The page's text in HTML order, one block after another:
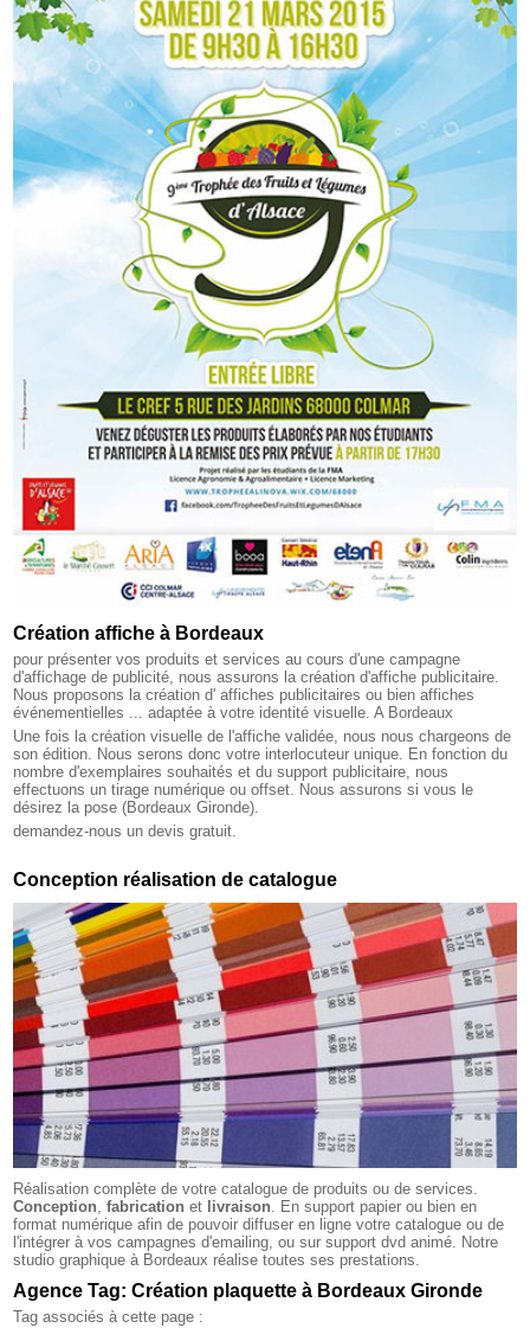
Création affiche à Bordeaux
pour présenter vos produits et services au cours d'une campagne
d'affichage de publicité, nous assurons la création d'affiche publicitaire.
Nous proposons la création d' affiches publicitaires ou bien affiches
événementielles ... adaptée à votre identité visuelle. A Bordeaux
Une fois la création visuelle de l'affiche validée, nous nous chargeons de
son édition. Nous serons donc votre interlocuteur unique. En fonction du
nombre d'exemplaires souhaités et du support publicitaire, nous
effectuons un tirage numérique ou offset. Nous assurons si vous le
désirez la pose (Bordeaux Gironde).
demandez-nous un devis gratuit.
Conception réalisation de catalogue
Réalisation complète de votre catalogue de produits ou de services.
Conception ,fabrication et livraison . En support papier ou bien en
format numérique afin de pouvoir diffuser en ligne votre catalogue ou de
l'intégrer à vos campagnes d'emailing, ou sur support dvd animé. Notre
studio graphique à Bordeaux réalise toutes ses prestations.
Agence Tag: Création plaquette à Bordeaux Gironde
Tag associés à cette page :